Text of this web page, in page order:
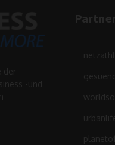
der
-und